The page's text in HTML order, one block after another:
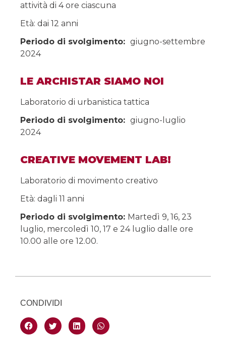
attività di 4 ore ciascuna
Età: dai 12 anni
Periodo di svolgimento: giugno-settembre
2024
LE ARCHISTAR SIAMO NOI
Laboratorio di urbanistica tattica
Periodo di svolgimento: giugno-luglio
2024
CREATIVE MOVEMENT LAB!
Laboratorio di movimento creativo
Età: dagli 11 anni
Periodo di svolgimento: Martedì 9, 16, 23
luglio, mercoledì 10, 17 e 24 luglio dalle ore
10.00 alle ore 12.00.
CONDIVIDI